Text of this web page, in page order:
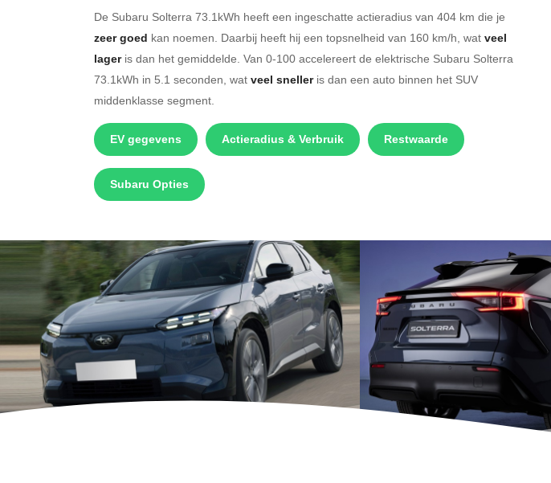
De Subaru Solterra 73.1kWh heeft een ingeschatte actieradius van 404 km die je
zeer goed kan noemen. Daarbij heeft hij een topsnelheid van 160 km/h, wat veel
lageris dan het gemiddelde. Van 0-100 accelereert de elektrische Subaru Solterra
73.1kWh in 5.1 seconden, wat veel snelleris dan een auto binnen het SUV
middenklasse segment.
EV gegevens Actieradius & Verbruik Restwaarde
Subaru Opties